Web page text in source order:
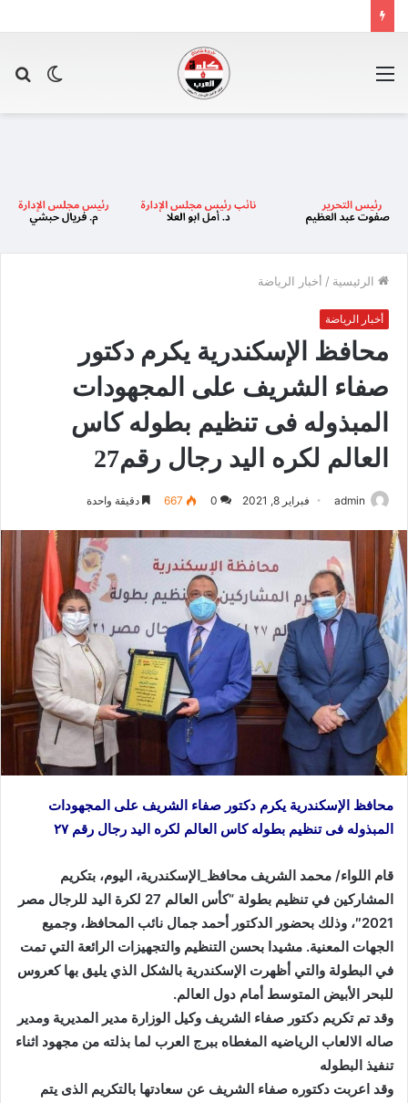
الوضع
الرئيسية / أخبار الرياضة
أخبار الرياضة
محافظ الإسكندرية يكرم دكتور
صفاء الشريف على المجهودات
المبذوله فى تنظيم بطوله كاس
العالم لكره اليد رجال رقم27
admin فبراير 8, 2021 0
667 دقيقة واحدة
محافظ الإسكندرية يكرم دكتور صفاء الشريف على المجهودات
المبذوله فى تنظيم بطوله كاس العالم لكره اليد رجال رقم ٢٧
قام اللواء/ محمد الشريف محافظ_الإسكندرية، اليوم، بتكريم
المشاركين في تنظيم بطولة “كأس العالم 27 لكرة اليد للرجال مصر
2021″، وذلك بحضور الدكتور أحمد جمال نائب المحافظ، وجميع
الجهات المعنية. مشيدا بحسن التنظيم والتجهيزات الرائعة التي تمت
في البطولة والتي أظهرت الإسكندرية بالشكل الذي يليق بها كعروس
للبحر الأبيض المتوسط أمام دول العالم.
وقد تم تكريم دكتور صفاء الشريف وكيل الوزارة مدير المديرية ومدير
صاله الالعاب الرياضيه المغطاه ببرج العرب لما بذلته من مجهود اثناء
تنفيذ البطوله
وقد اعربت دكتوره صفاء الشريف عن سعادتها بالتكريم الذى يتم